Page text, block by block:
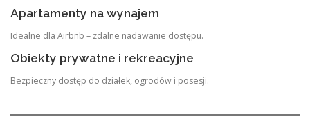
Apartamenty na wynajem
Idealne dla Airbnb – zdalne nadawanie dostępu.
Obiekty prywatne i rekreacyjne
Bezpieczny dostęp do działek, ogrodów i posesji.